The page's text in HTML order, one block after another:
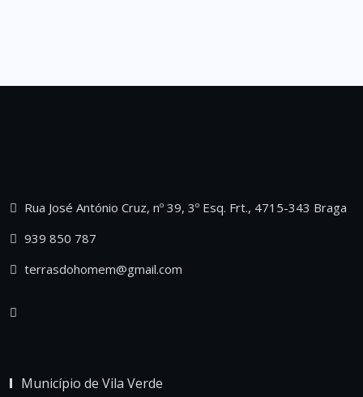
Rua José António Cruz, nº 39, 3º Esq. Frt., 4715-343 Braga
939 850 787
terrasdohomem@gmail.com
Município de Vila Verde